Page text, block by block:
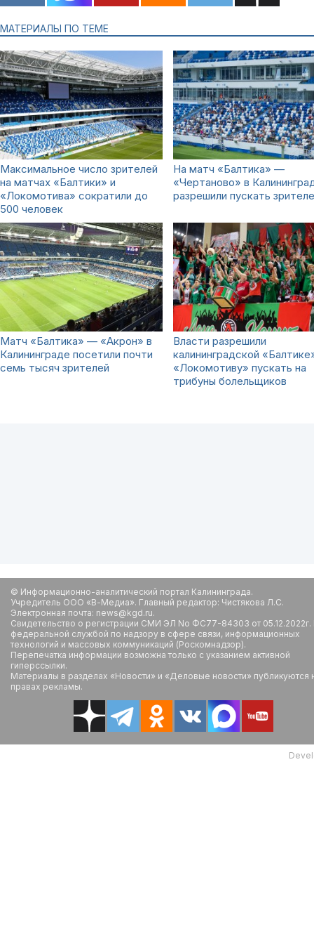
МАТЕРИАЛЫ ПО ТЕМЕ
Максимальное число зрителей
на матчах «Балтики» и
«Локомотива» сократили до
500 человек
На матч «Балтика» —
«Чертаново» в
разрешили пускать
Матч «Балтика» — «Акрон» в
Калининграде посетили почти
семь тысяч зрителей
Власти разрешили
калининградской
«Локомотиву» пускать на
трибуны болельщиков
© Информационно-аналитический портал Калининграда.
Учредитель ООО «В-Медиа». Главный редактор: Чистякова Л.С.
Электронная почта: news@kgd.ru.
Свидетельство о регистрации СМИ ЭЛ No ФС77-84303 от
федеральной службой по надзору в сфере связи, информационных
технологий и массовых коммуникаций (Роскомнадзор).
Перепечатка информации возможна только с указанием активной
гиперссылки.
Материалы в разделах «Новости» и «Деловые новости» публикуются
правах рекламы.